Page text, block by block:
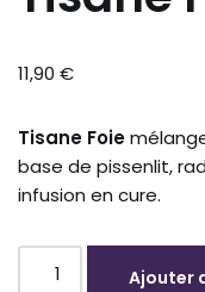
11,90 €
Tisane Foie
base de pissenlit,
infusion en cure.
Ajouter